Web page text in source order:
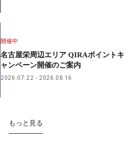
開催中
名古屋栄周辺エリア QIRAポイントキ
ャンペーン開催のご案内
2026.07.22 2026.08.16
もっと見る